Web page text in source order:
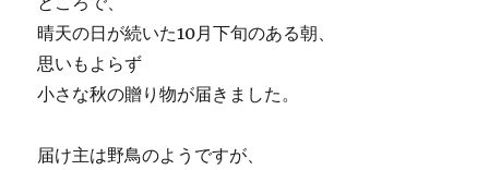
晴天の日が続いた10月下旬のある朝、
思いもよらず
小さな秋の贈り物が届きました。
届け主は野鳥のようですが、